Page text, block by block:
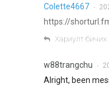
Colette4667 •
https://
Хариулт бичих
w88trangchu •
Alright, been